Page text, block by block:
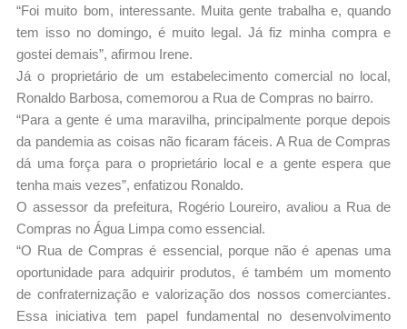
“Foi muito bom, interessante. Muita gente trabalha e, quando
tem isso no domingo, é muito legal. Já fiz minha compra e
gostei demais”, afirmou Irene.
Já o proprietário de um estabelecimento comercial no local,
Ronaldo Barbosa, comemorou a Rua de Compras no bairro.
“Para a gente é uma maravilha, principalmente porque depois
da pandemia as coisas não ficaram fáceis. A Rua de Compras
dá uma força para o proprietário local e a gente espera que
tenha mais vezes”, enfatizou Ronaldo.
O assessor da prefeitura, Rogério Loureiro, avaliou a Rua de
Compras no Água Limpa como essencial.
“O Rua de Compras é essencial, porque não é apenas uma
oportunidade para adquirir produtos, é também um momento
de confraternização e valorização dos nossos comerciantes.
Essa iniciativa tem papel fundamental no desenvolvimento